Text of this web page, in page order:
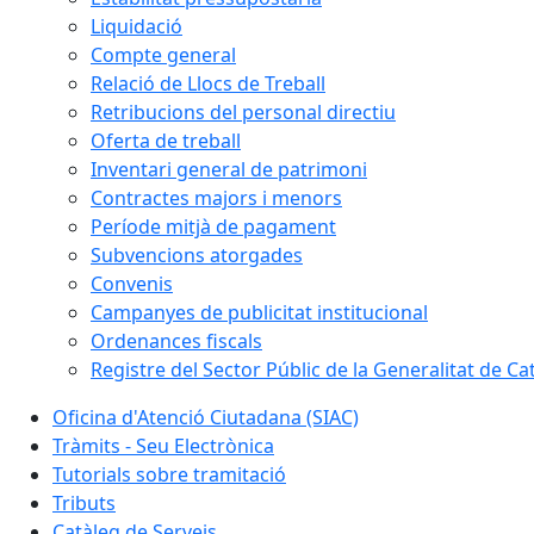
Liquidació
Compte general
Relació de Llocs de Treball
Retribucions del personal directiu
Oferta de treball
Inventari general de patrimoni
Contractes majors i menors
Període mitjà de pagament
Subvencions atorgades
Convenis
Campanyes de publicitat institucional
Ordenances fiscals
Registre del Sector Públic de la Generalitat de
Oficina d'Atenció Ciutadana (SIAC)
Tràmits - Seu Electrònica
Tutorials sobre tramitació
Tributs